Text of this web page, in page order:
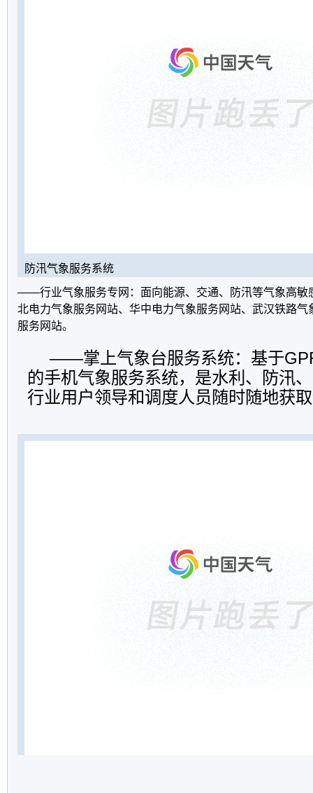
防汛气象服务系统
——行业气象服务专网：面向能源、交通、防汛等气象高敏
北电力气象服务网站、华中电力气象服务网站、武汉铁路
服务网站。
——掌上气象台服务系统：基于
的手机气象服务系统，是水利、防汛
行业用户领导和调度人员随时随地获